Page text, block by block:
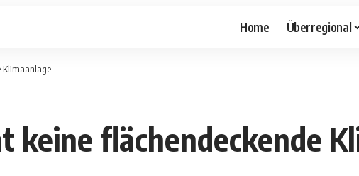
Home Überregional
Klimaanlage
keine flächendeckende